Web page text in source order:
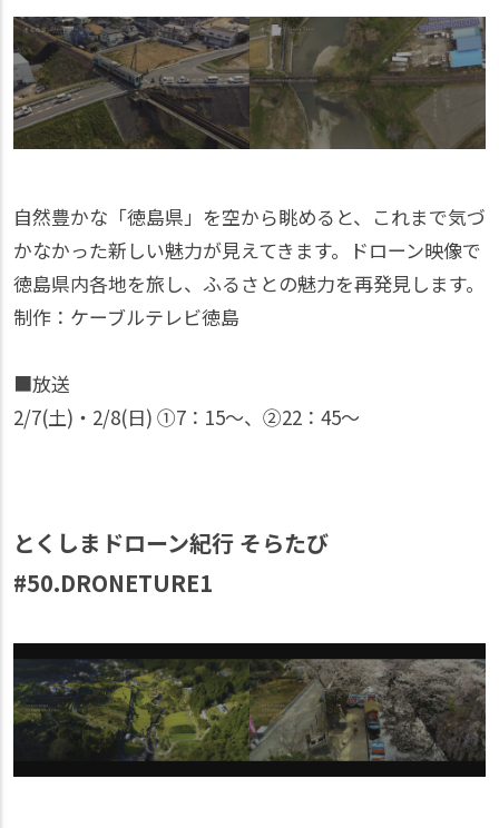
自然豊かな「徳島県」を空から眺めると、これまで気づ
かなかった新しい魅力が見えてきます。ドローン映像で
徳島県内各地を旅し、ふるさとの魅力を再発見します。
制作：ケーブルテレビ徳島
■放送
2/7(土)・2/8(日) ①7：15〜、②22：45〜
とくしまドローン紀行 そらたび
#50.DRONETURE1